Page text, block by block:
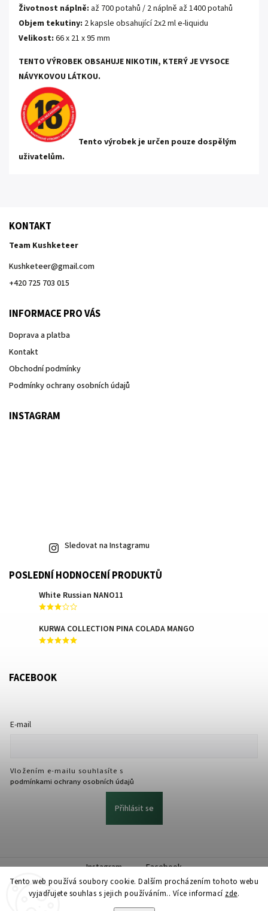
Tento web používá soubory cookie. Dalším procházením tohoto webu
vyjadřujete souhlas s jejich používáním.. Více informací zde.
Životnost náplně: až 700 potahů / 2 náplně až 1400 potahů
Objem tekutiny: 2 kapsle obsahující 2x2 ml e-liquidu
Velikost: 66 x 21 x 95 mm
TENTO VÝROBEK OBSAHUJE NIKOTIN, KTERÝ JE VYSOCE
NÁVYKOVOU LÁTKOU.
Tento výrobek je určen pouze dospělým
uživatelům.
KONTAKT
Team Kushketeer
Kushketeer@gmail.com
+420 725 703 015
INFORMACE PRO VÁS
Doprava a platba
Kontakt
Obchodní podmínky
Podmínky ochrany osobních údajů
INSTAGRAM
Sledovat na Instagramu
POSLEDNÍ HODNOCENÍ PRODUKTŮ
White Russian NANO11
KURWA COLLECTION PINA COLADA MANGO
FACEBOOK
E-mail
Vložením e-mailu souhlasíte s
podmínkami ochrany osobních údajů
Přihlásit se
Instagram Facebook